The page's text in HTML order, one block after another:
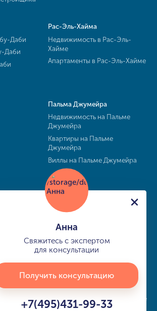
Даби
Даби
Рас-Эль-Хайма
Недвижимость в Рас-Эль-
Хайме
Апартаменты в Рас-Эль-Хайме
Пальма Джумейра
Недвижимость на Пальме
Джумейра
Квартиры на Пальме
Джумейра
Виллы на Пальме Джумейра
Карта сайта info@buy-dubai.ae
Анна
Свяжитесь с экспертом
для консультации
Получить консультацию
+7(495)431-99-33